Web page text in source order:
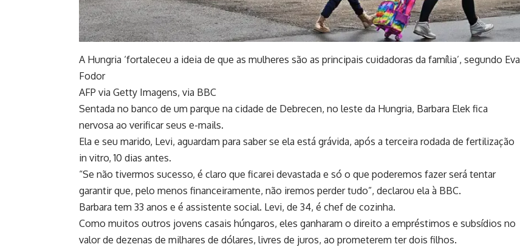
A Hungria ‘fortaleceu a ideia de que as mulheres são as principais cuidadoras da família’, segundo Eva
Fodor
AFP via Getty Imagens, via BBC
Sentada no banco de um parque na cidade de Debrecen, no leste da Hungria, Barbara Elek fica
nervosa ao verificar seus e-mails.
Ela e seu marido, Levi, aguardam para saber se ela está grávida, após a terceira rodada de fertilização
in vitro, 10 dias antes.
“Se não tivermos sucesso, é claro que ficarei devastada e só o que poderemos fazer será tentar
garantir que, pelo menos financeiramente, não iremos perder tudo”, declarou ela à BBC.
Barbara tem 33 anos e é assistente social. Levi, de 34, é chef de cozinha.
Como muitos outros jovens casais húngaros, eles ganharam o direito a empréstimos e subsídios no
valor de dezenas de milhares de dólares, livres de juros, ao prometerem ter dois filhos.